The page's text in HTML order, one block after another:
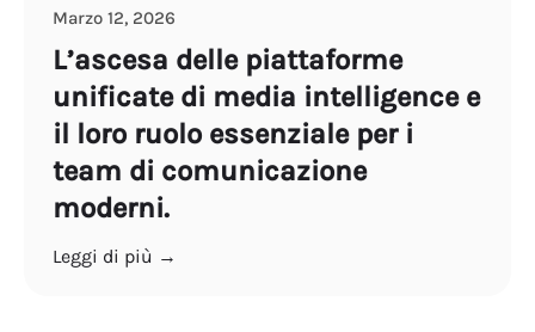
Marzo 12, 2026
L’ascesa delle piattaforme
unificate di media intelligence e
il loro ruolo essenziale per i
team di comunicazione
moderni.
Leggi di più →